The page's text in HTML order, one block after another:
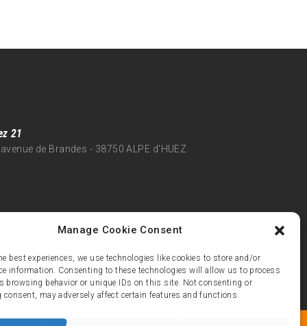
Manage Cookie Consent
best experiences, we use technologies like cookies to store and/or
information. Consenting to these technologies will allow us to process
browsing behavior or unique IDs on this site. Not consenting or
may adversely affect certain features and functions.
21
de Brandes - 38750 ALPE d'HUEZ